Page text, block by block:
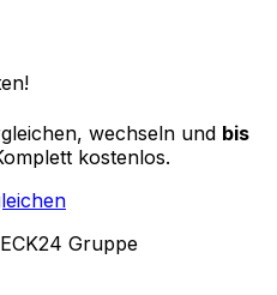
wechseln und bis
kostenlos.
Gruppe